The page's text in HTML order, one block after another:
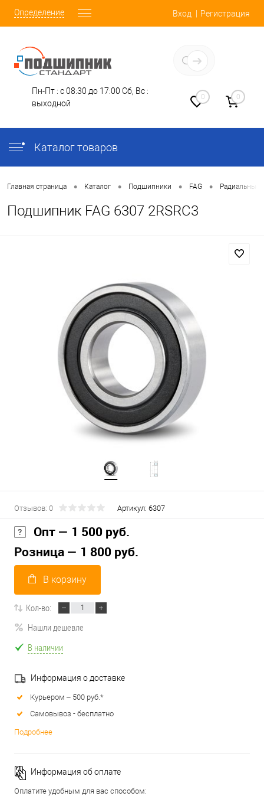
Определение Вход Регистрация
Пн-Пт : с 08:30 до 17:00 Сб, Вс :
выходной
0 0
Каталог товаров
Главная страница • Каталог • Подшипники • FAG • Радиальные
Подшипник FAG 6307 2RSRC3
Отзывов: 0 Артикул: 6307
Опт — 1 500 руб.
Розница — 1 800 руб.
В корзину
Кол-во:
Нашли дешевле
В наличии
Информация о доставке
Курьером – 500 руб.*
Самовывоз - бесплатно
Подробнее
Информация об оплате
Оплатите удобным для вас способом: